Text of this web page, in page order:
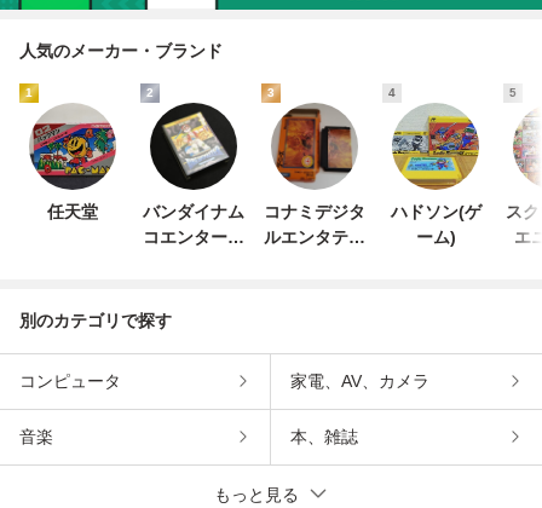
人気のメーカー・ブランド
1
任天堂
2
バンダイナム
コエンターテ
3
コナミデジタ
ルエンタテイ
4
ハドソン(ゲ
ーム)
5
ス
エ
別のカテゴリで探す
コンピュータ 家電、AV、カメラ
音楽 本、雑誌
もっと見る